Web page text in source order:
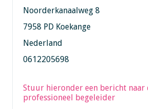
Noorderkanaalweg 8
7958 PD Koekange
Nederland
0612205698
Stuur hieronder een bericht naar
professioneel begeleider